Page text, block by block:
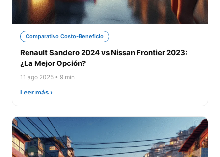
Comparativo Costo-Beneficio
Renault Sandero 2024 vs Nissan Frontier 2023:
¿La Mejor Opción?
11 ago 2025 • 9 min
Leer más ›